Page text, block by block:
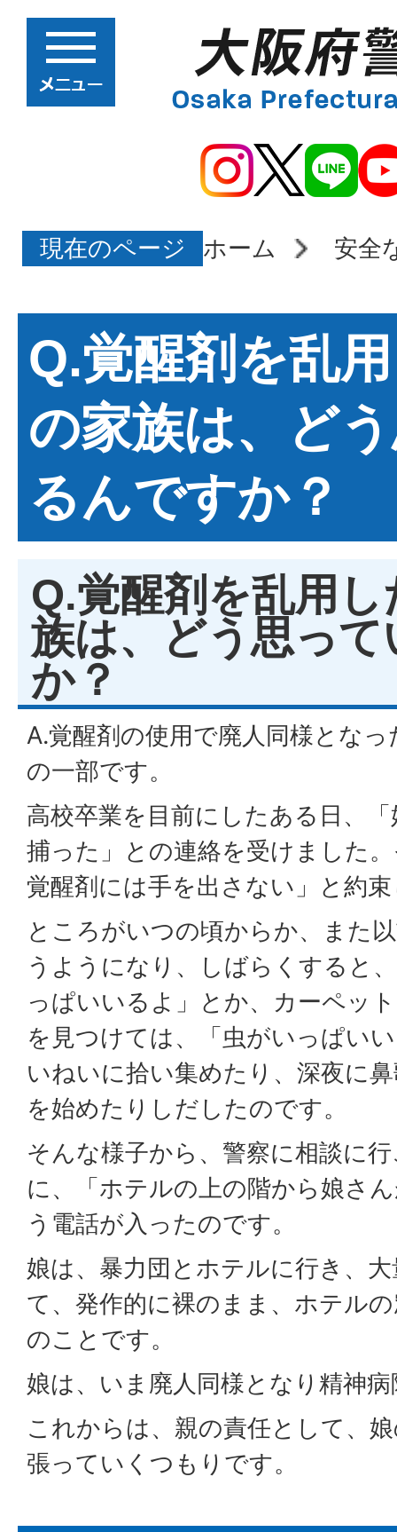
現在のページ ホーム 安全
Q.覚醒剤を乱
の家族は、ど
るんですか？
Q.覚醒剤を乱用
族は、どう思っ
か？
A.覚醒剤の使用で廃人同様とな
の一部です。
高校卒業を目前にしたある日、
捕った」との連絡を受けました
覚醒剤には手を出さない」と約
ところがいつの頃からか、また
うようになり、しばらくすると
っぱいいるよ」とか、カーペッ
を見つけては、「虫がいっぱい
いねいに拾い集めたり、深夜に
を始めたりしだしたのです。
そんな様子から、警察に相談に
に、「ホテルの上の階から娘さ
う電話が入ったのです。
娘は、暴力団とホテルに行き、
て、発作的に裸のまま、ホテル
のことです。
娘は、いま廃人同様となり精神
これからは、親の責任として、
張っていくつもりです。